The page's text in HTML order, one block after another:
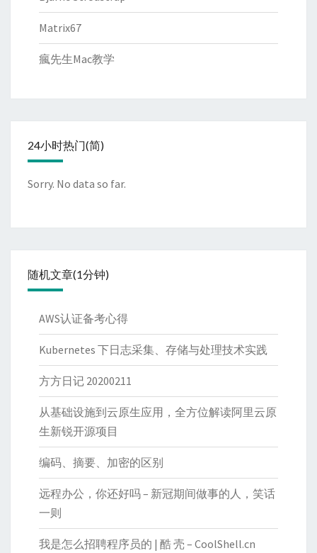
Matrix67
瘋先生Mac教学
24小时热门(简)
Sorry. No data so far.
随机文章(1分钟)
AWS认证备考心得
Kubernetes 下日志采集、存储与处理技术实践
方方日记 20200211
从基础设施到云原生应用，全方位解读阿里云原
生新锐开源项目
编码、摘要、加密的区别
远程办公，你还好吗 – 新冠期间做事的人，笑话
一则
我是怎么招聘程序员的 | 酷 壳 – CoolShell.cn